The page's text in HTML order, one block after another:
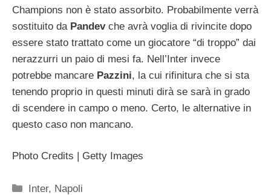
Champions non è stato assorbito. Probabilmente verrà
sostituito da Pandevche avrà voglia di rivincite dopo
essere stato trattato come un giocatore “di troppo” dai
nerazzurri un paio di mesi fa. Nell’Inter invece
potrebbe mancare Pazzini, la cui rifinitura che si sta
tenendo proprio in questi minuti dirà se sarà in grado
di scendere in campo o meno. Certo, le alternative in
questo caso non mancano.
Photo Credits | Getty Images
Categorie
Inter, Napoli